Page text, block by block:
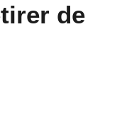
de